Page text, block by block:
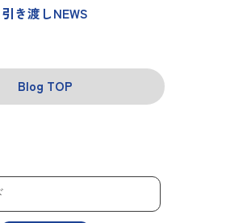
引き渡しNEWS
Blog TOP